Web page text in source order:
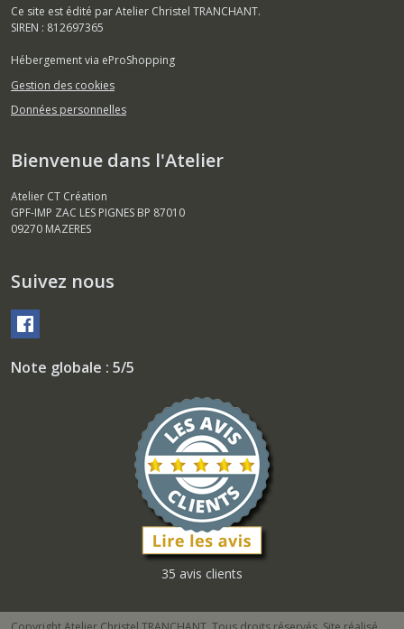
Ce site est édité par Atelier Christel TRANCHANT.
SIREN : 812697365
Hébergement via eProShopping
Gestion des cookies
Données personnelles
Bienvenue dans l'Atelier
Atelier CT Création
GPF-IMP ZAC LES PIGNES BP 87010
09270 MAZERES
Suivez nous
Note globale : 5/5
35 avis clients